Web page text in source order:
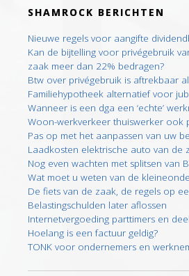
SHAMROCK BERICHTEN
Nieuwe regels voor aangifte
Kan de bijtelling voor privégebruik
zaak meer dan 22% bedragen?
Btw over privégebruik is aftrekbaar
Familiehypotheek alternatief voor
Wanneer is een dga een ‘echte’
Woon-werkverkeer thuiswerker ook
Pas op met het aanpassen van uw
Laadkosten elektrische auto van de
Nog even wachten met splitsen van
Wat moet u weten van de
De fiets van de zaak, de regels op
Belastingschulden later aflossen
Internetvergoeding parttimers en
Hoelang is een factuur geldig?
TONK voor ondernemers en